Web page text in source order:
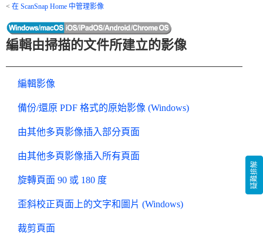
在 ScanSnap Home 中管理影像
編輯由掃描的文件所建立的影像
編輯影像
備份/還原 PDF 格式的原始影像 (Windows)
由其他多頁影像插入部分頁面
由其他多頁影像插入所有頁面
旋轉頁面 90 或 180 度
歪斜校正頁面上的文字和圖片 (Windows)
裁剪頁面
疑難排解